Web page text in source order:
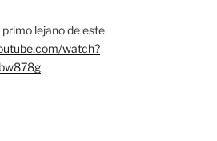
primo lejano de este
watch?